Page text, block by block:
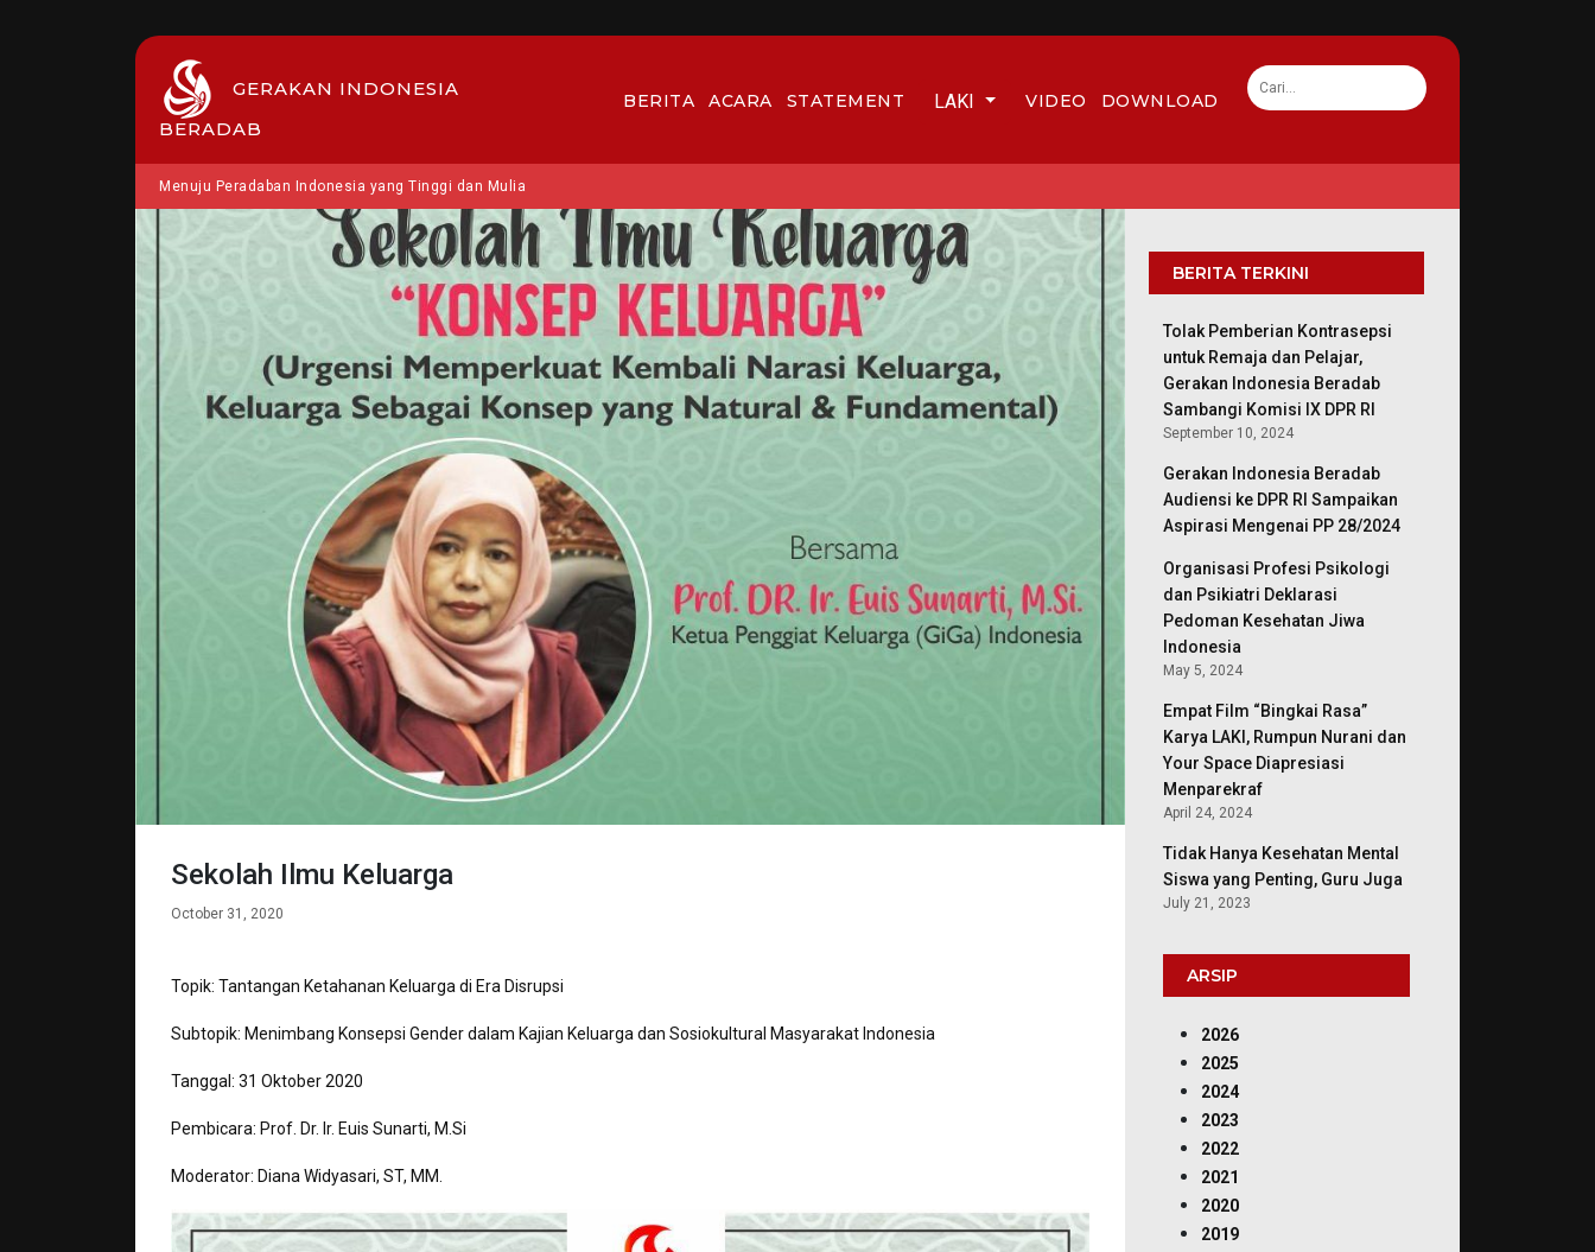
GERAKAN INDONESIA
BERADAB
BERITA ACARA STATEMENT LAKI VIDEO DOWNLOAD
Menuju Peradaban Indonesia yang Tinggi dan Mulia
Sekolah Ilmu Keluarga
October 31, 2020
Topik: Tantangan Ketahanan Keluarga di Era Disrupsi
Subtopik: Menimbang Konsepsi Gender dalam Kajian Keluarga dan Sosiokultural Masyarakat Indonesia
Tanggal: 31 Oktober 2020
Pembicara: Prof. Dr. Ir. Euis Sunarti, M.Si
Moderator: Diana Widyasari, ST, MM.
BERITA TERKINI
Tolak Pemberian Kontrasepsi
untuk Remaja dan Pelajar,
Gerakan Indonesia Beradab
Sambangi Komisi IX DPR RI
September 10, 2024
Gerakan Indonesia Beradab
Audiensi ke DPR RI Sampaikan
Aspirasi Mengenai PP 28/2024
Organisasi Profesi Psikologi
dan Psikiatri Deklarasi
Pedoman Kesehatan Jiwa
Indonesia
May 5, 2024
Empat Film “Bingkai Rasa”
Karya LAKI, Rumpun Nurani dan
Your Space Diapresiasi
Menparekraf
April 24, 2024
Tidak Hanya Kesehatan Mental
Siswa yang Penting, Guru Juga
July 21, 2023
ARSIP
2026
2025
2024
2023
2022
2021
2020
2019